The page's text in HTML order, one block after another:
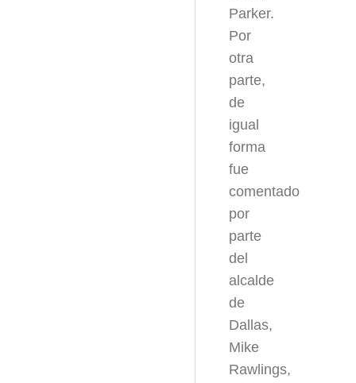
Parker.
Por
otra
parte,
de
igual
forma
fue
comentado
por
parte
del
alcalde
de
Dallas,
Mike
Rawlings,